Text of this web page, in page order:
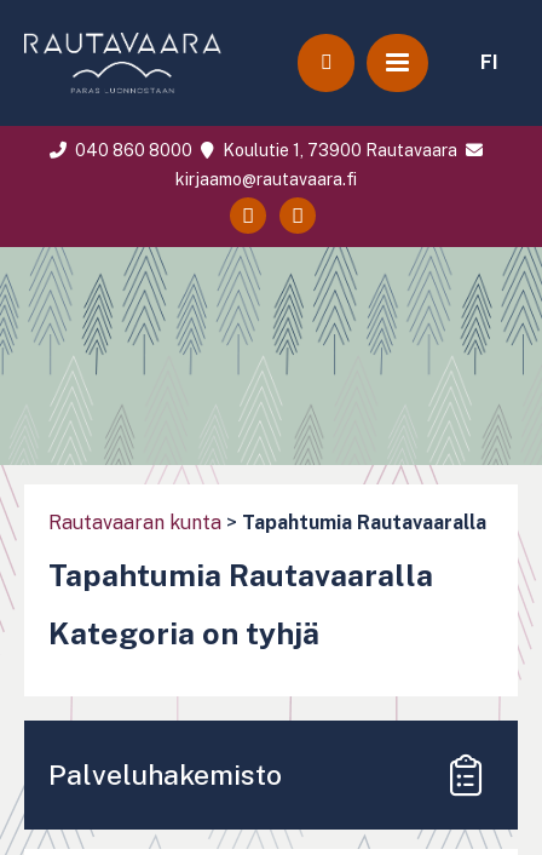
FI
040 860 8000
Koulutie 1, 73900 Rautavaara
kirjaamo@rautavaara.fi
Rautavaaran kunta > Tapahtumia Rautavaaralla
Tapahtumia Rautavaaralla
Kategoria on tyhjä
Sivutus
Palveluhakemisto